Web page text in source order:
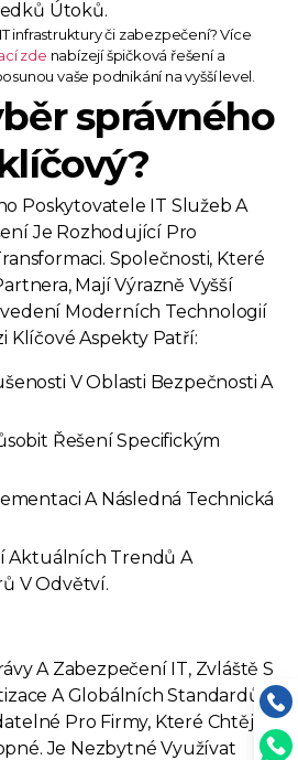
Útoků.
infrastruktury či zabezpečení? Více
zde nabízejí špičková řešení a
vaše podnikání na vyšší level.
správného
Poskytovatele IT Služeb A
Je Rozhodující Pro
Společnosti, Které
Mají Výrazně Vyšší
Moderních Technologií
Klíčové Aspekty Patří:
V Oblasti Bezpečnosti A
Řešení Specifickým
A Následná Technická
Aktuálních Trendů A
V Odvětví.
A Zabezpečení IT, Zvláště S
A Globálních Standardů,
Pro Firmy, Které Chtějí
Je Nezbytné Využívat